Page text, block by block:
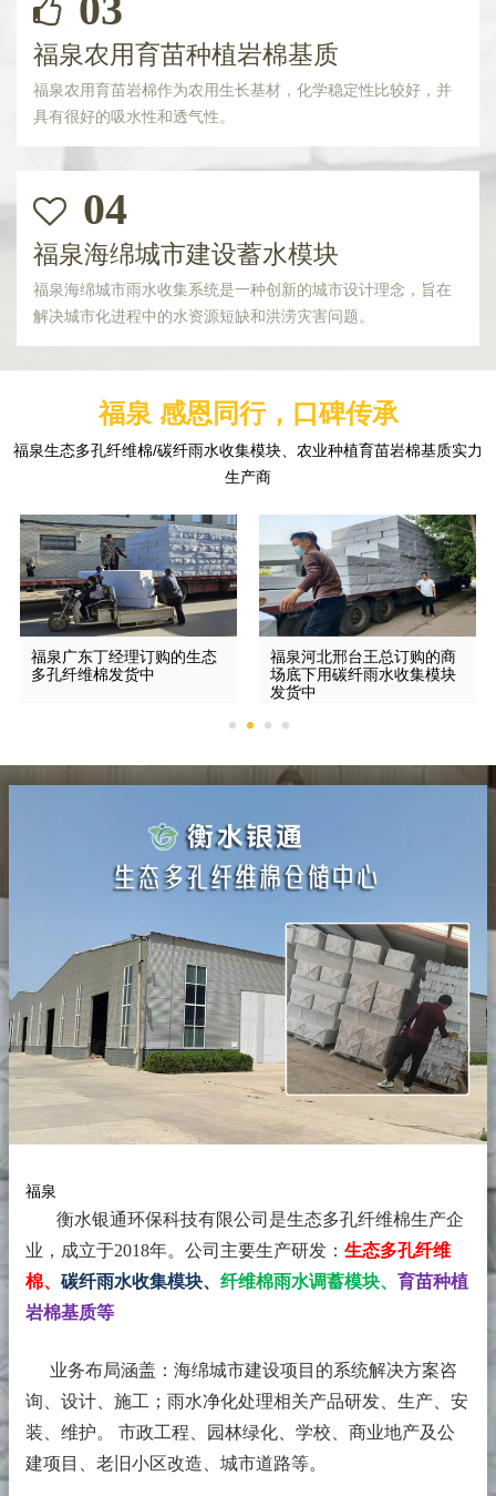
福泉农用育苗种植岩棉基质
福泉农用育苗岩棉作为农用生长基材，化学稳定性比较好，并
具有很好的吸水性和透气性。
04
福泉海绵城市建设蓄水模块
福泉海绵城市雨水收集系统是一种创新的城市设计理念，旨在
解决城市化进程中的水资源短缺和洪涝灾害问题。
福泉 感恩同行，口碑传承
福泉生态多孔纤维棉/碳纤雨水收集模块、农业种植育苗岩棉基质实力
生产商
福泉广东丁经理订购的生态
多孔纤维棉发货中
福泉河北邢台王总订购的商
场底下用碳纤雨水收集模块
发货中
福泉
衡水银通环保科技有限公司是生态多孔纤维棉生产企
业，成立于2018年。 公司主要生产研发： 生态多孔纤维
棉、 碳纤雨水收集模块、 纤维棉雨水调蓄模块、 育苗种植
岩棉基质等
业务布局涵盖：海绵城市建设项目的系统解决方案咨
询、设计、施工；雨水净化处理相关产品研发、生产、安
装、维护。 市政工程、园林绿化、学校、商业地产及公
建项目、老旧小区改造、城市道路等。